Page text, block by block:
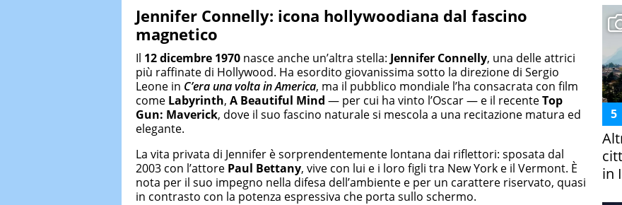
Jennifer Connelly: icona hollywoodiana dal fascino
magnetico
Il 12 dicembre 1970 nasce anche un’altra stella: Jennifer Connelly, una delle attrici
più raffinate di Hollywood. Ha esordito giovanissima sotto la direzione di Sergio
Leone in C’era una volta in America, ma il pubblico mondiale l’ha consacrata con film
come Labyrinth, A Beautiful Mind — per cui ha vinto l’Oscar — e il recenteTop
Gun: Maverick, dove il suo fascino naturale si mescola a una recitazione matura ed
elegante.
La vita privata di Jennifer è sorprendentemente lontana dai riflettori: sposata dal
2003 con l’attore Paul Bettany, vive con lui e i loro figli tra New York e il Vermont. È
nota per il suo impegno nella difesa dell’ambiente e per un carattere riservato, quasi
in contrasto con la potenza espressiva che porta sullo schermo.
in